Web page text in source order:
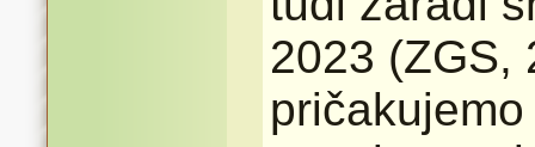
2023 (ZGS,